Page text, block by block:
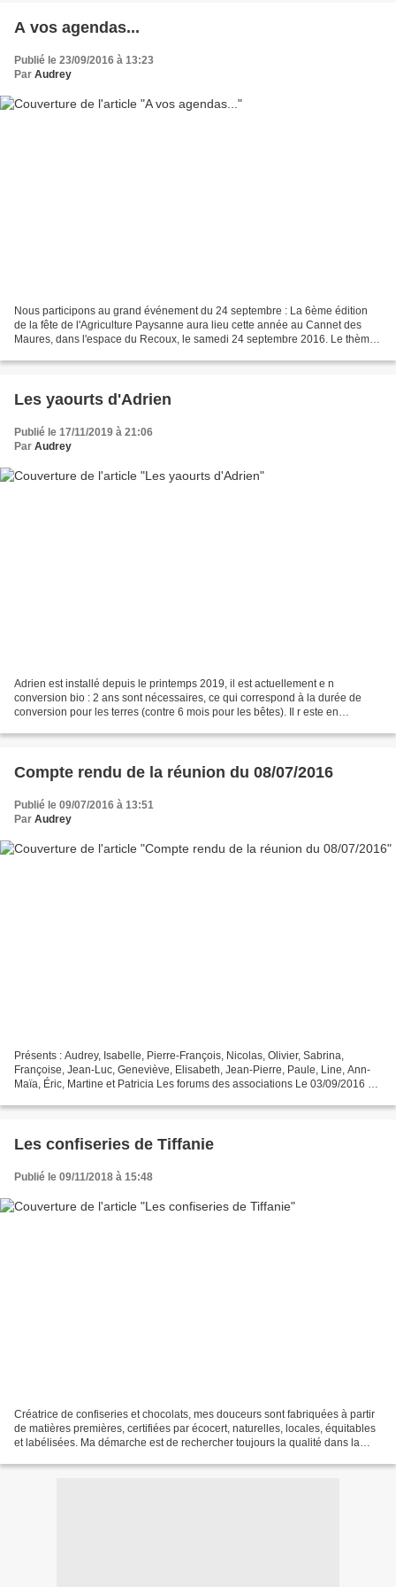
A vos agendas...
Publié le 23/09/2016 à 13:23
Par Audrey
Nous participons au grand événement du 24 septembre : La 6ème édition
de la fête de l'Agriculture Paysanne aura lieu cette année au Cannet des
Maures, dans l'espace du Recoux, le samedi 24 septembre 2016. Le thème
Les yaourts d'Adrien
Publié le 17/11/2019 à 21:06
Par Audrey
Adrien est installé depuis le printemps 2019, il est actuellement e n
conversion bio : 2 ans sont nécessaires, ce qui correspond à la durée de
conversion pour les terres (contre 6 mois pour les bêtes). Il r este en
Compte rendu de la réunion du 08/07/2016
Publié le 09/07/2016 à 13:51
Par Audrey
Présents : Audrey, Isabelle, Pierre-François, Nicolas, Olivier, Sabrina,
Françoise, Jean‑Luc, Geneviève, Elisabeth, Jean-Pierre, Paule, Line, Ann-
Maïa, Éric, Martine et Patricia Les forums des associations Le 03/09/2016 au
Les confiseries de Tiffanie
Publié le 09/11/2018 à 15:48
Créatrice de confiseries et chocolats, mes douceurs sont fabriquées à partir
de matières premières, certifiées par écocert, naturelles, locales, équitables
et labélisées. Ma démarche est de rechercher toujours la qualité dans la